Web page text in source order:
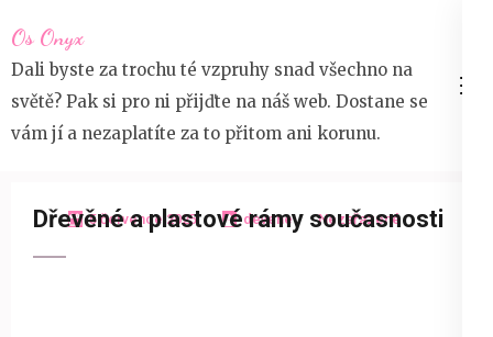
na
obsah
(stiskněte
Enter)
Os Onyx
Dali byste za trochu té vzpruhy snad všechno na
světě? Pak si pro ni přijďte na náš web. Dostane se
vám jí a nezaplatíte za to přitom ani korunu.
5 července 2025 devene Nezařazené
Dřevěné a plastové rámy současnosti